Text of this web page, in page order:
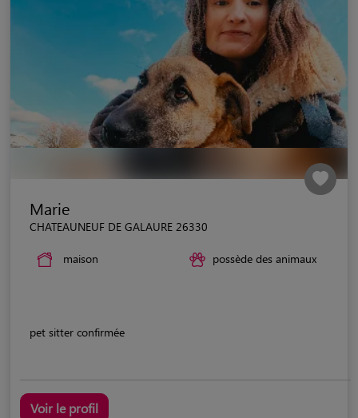
Marie
CHATEAUNEUF DE GALAURE 26330
maison possède des animaux
pet sitter confirmée
Voir le profil